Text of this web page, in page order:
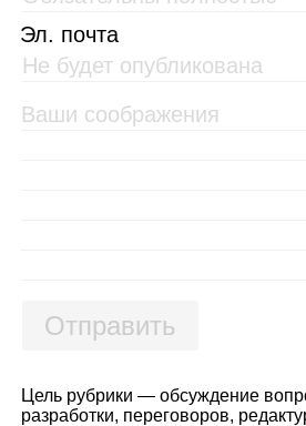
Эл. почта
Отправить
Цель рубрики — обсуждение
разработки, переговоров,